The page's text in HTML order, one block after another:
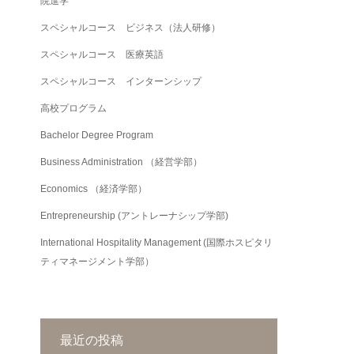
スペシャルコース ビジネス（法人研修）
スペシャルコース 医療英語
スペシャルコース インターンシップ
高校プログラム
Bachelor Degree Program
Business Administration （経営学部）
Economics （経済学部）
Entrepreneurship (アントレーナシップ学部)
International Hospitality Management (国際ホスピタリ
ティマネージメント学部）
最近の投稿